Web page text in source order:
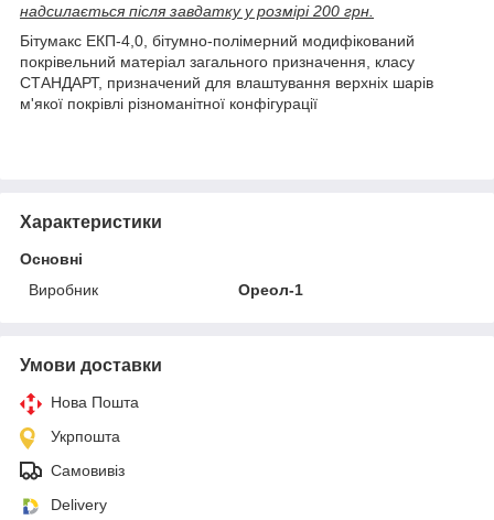
надсилається після завдатку у розмірі 200 грн.
Бітумакс ЕКП-4,0, бітумно-полімерний модифікований
покрівельний матеріал загального призначення, класу
СТАНДАРТ, призначений для влаштування верхніх шарів
м'якої покрівлі різноманітної конфігурації
Характеристики
Основні
Виробник
Ореол-1
Умови доставки
Нова Пошта
Укрпошта
Самовивіз
Delivery